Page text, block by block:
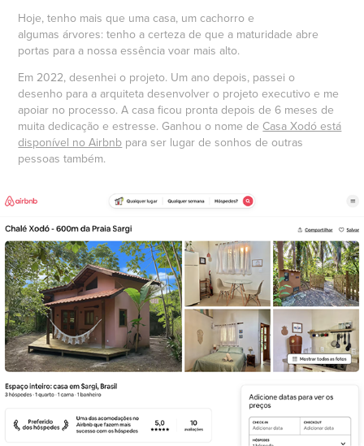
Hoje, tenho mais que uma casa, um cachorro e
algumas árvores: tenho a certeza de que a maturidade abre
portas para a nossa essência voar mais alto.
Em 2022, desenhei o projeto. Um ano depois, passei o
desenho para a arquiteta desenvolver o projeto executivo e me
apoiar no processo. A casa ficou pronta depois de 6 meses de
muita dedicação e estresse. Ganhou o nome de Casa Xodó está
disponível no Airbnb para ser lugar de sonhos de outras
pessoas também.